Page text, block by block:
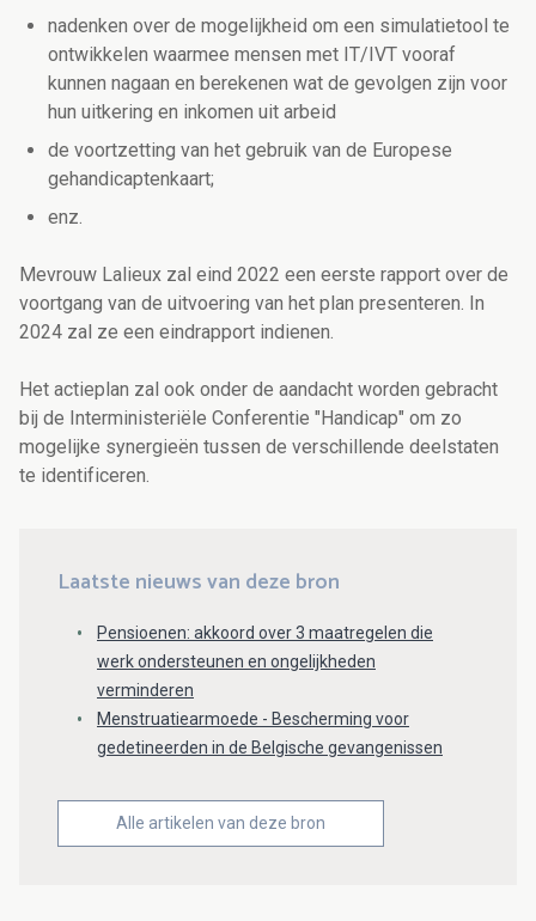
nadenken over de mogelijkheid om een simulatietool te
ontwikkelen waarmee mensen met IT/IVT vooraf
kunnen nagaan en berekenen wat de gevolgen zijn voor
hun uitkering en inkomen uit arbeid
de voortzetting van het gebruik van de Europese
gehandicaptenkaart;
enz.
Mevrouw Lalieux zal eind 2022 een eerste rapport over de
voortgang van de uitvoering van het plan presenteren. In
2024 zal ze een eindrapport indienen.
Het actieplan zal ook onder de aandacht worden gebracht
bij de Interministeriële Conferentie "Handicap" om zo
mogelijke synergieën tussen de verschillende deelstaten
te identificeren.
Laatste nieuws van deze bron
Pensioenen: akkoord over 3 maatregelen die
werk ondersteunen en ongelijkheden
verminderen
Menstruatiearmoede - Bescherming voor
gedetineerden in de Belgische gevangenissen
Alle artikelen van deze bron